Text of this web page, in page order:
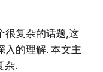
很复杂的话题,这
入的理解. 本文主
杂.